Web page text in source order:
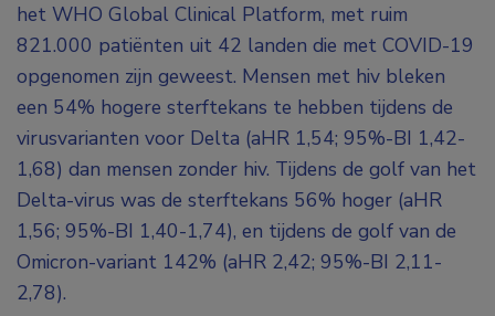
het WHO Global Clinical Platform, met ruim
821.000 patiënten uit 42 landen die met COVID-19
opgenomen zijn geweest. Mensen met hiv bleken
een 54% hogere sterftekans te hebben tijdens de
virusvarianten voor Delta (aHR 1,54; 95%-BI 1,42-
1,68) dan mensen zonder hiv. Tijdens de golf van het
Delta-virus was de sterftekans 56% hoger (aHR
1,56; 95%-BI 1,40-1,74), en tijdens de golf van de
Omicron-variant 142% (aHR 2,42; 95%-BI 2,11-
2,78).